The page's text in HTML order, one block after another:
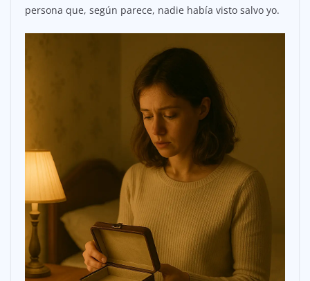
persona que, según parece, nadie había visto salvo yo.